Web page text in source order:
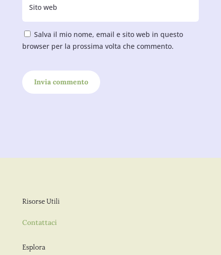
Salva il mio nome, email e sito web in questo
browser per la prossima volta che commento.
Invia commento
Risorse Utili
Contattaci
Esplora